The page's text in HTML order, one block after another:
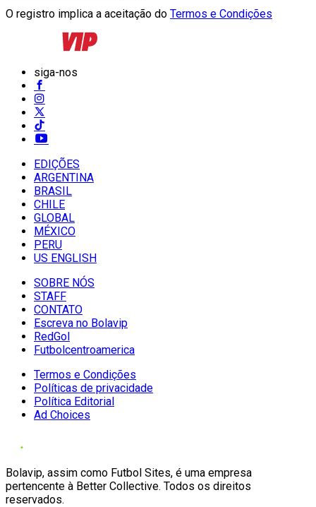
O registro implica a aceitação do Termos e Condições
siga-nos
EDIÇÕES
ARGENTINA
BRASIL
CHILE
GLOBAL
MÉXICO
PERU
US ENGLISH
SOBRE NÓS
STAFF
CONTATO
Escreva no Bolavip
RedGol
Futbolcentroamerica
Termos e Condições
Políticas de privacidade
Política Editorial
Ad Choices
Bolavip, assim como Futbol Sites, é uma empresa
pertencente à Better Collective. Todos os direitos
reservados.